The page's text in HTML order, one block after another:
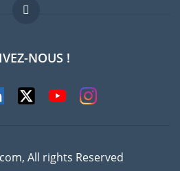
d'emploi
FAQ
ExpertsNOUS !
All rights Reserved